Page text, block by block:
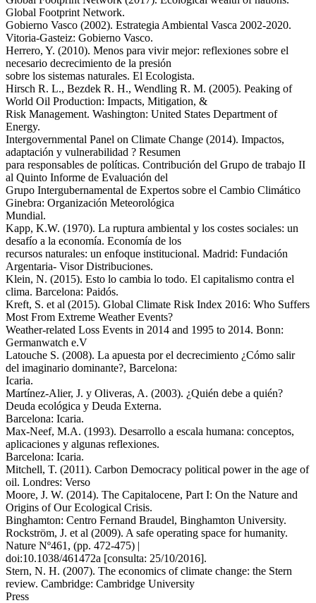
Global Footprint Network.
Gobierno Vasco (2002). Estrategia Ambiental Vasca 2002-2020.
Vitoria-Gasteiz: Gobierno Vasco.
Herrero, Y. (2010). Menos para vivir mejor: reflexiones sobre el
necesario decrecimiento de la presión
sobre los sistemas naturales. El Ecologista.
Hirsch R. L., Bezdek R. H., Wendling R. M. (2005). Peaking of
World Oil Production: Impacts, Mitigation, &
Risk Management. Washington: United States Department of
Energy.
Intergovernmental Panel on Climate Change (2014). Impactos,
adaptación y vulnerabilidad ? Resumen
para responsables de políticas. Contribución del Grupo de trabajo II
al Quinto Informe de Evaluación del
Grupo Intergubernamental de Expertos sobre el Cambio Climático
Ginebra: Organización Meteorológica
Mundial.
Kapp, K.W. (1970). La ruptura ambiental y los costes sociales: un
desafío a la economía. Economía de los
recursos naturales: un enfoque institucional. Madrid: Fundación
Argentaria- Visor Distribuciones.
Klein, N. (2015). Esto lo cambia lo todo. El capitalismo contra el
clima. Barcelona: Paidós.
Kreft, S. et al (2015). Global Climate Risk Index 2016: Who Suffers
Most From Extreme Weather Events?
Weather-related Loss Events in 2014 and 1995 to 2014. Bonn:
Germanwatch e.V
Latouche S. (2008). La apuesta por el decrecimiento ¿Cómo salir
del imaginario dominante?, Barcelona:
Icaria.
Martínez-Alier, J. y Oliveras, A. (2003). ¿Quién debe a quién?
Deuda ecológica y Deuda Externa.
Barcelona: Icaria.
Max-Neef, M.A. (1993). Desarrollo a escala humana: conceptos,
aplicaciones y algunas reflexiones.
Barcelona: Icaria.
Mitchell, T. (2011). Carbon Democracy political power in the age of
oil. Londres: Verso
Moore, J. W. (2014). The Capitalocene, Part I: On the Nature and
Origins of Our Ecological Crisis.
Binghamton: Centro Fernand Braudel, Binghamton University.
Rockström, J. et al (2009). A safe operating space for humanity.
Nature Nº461, (pp. 472-475) |
doi:10.1038/461472a [consulta: 25/10/2016].
Stern, N. H. (2007). The economics of climate change: the Stern
review. Cambridge: Cambridge University
Press